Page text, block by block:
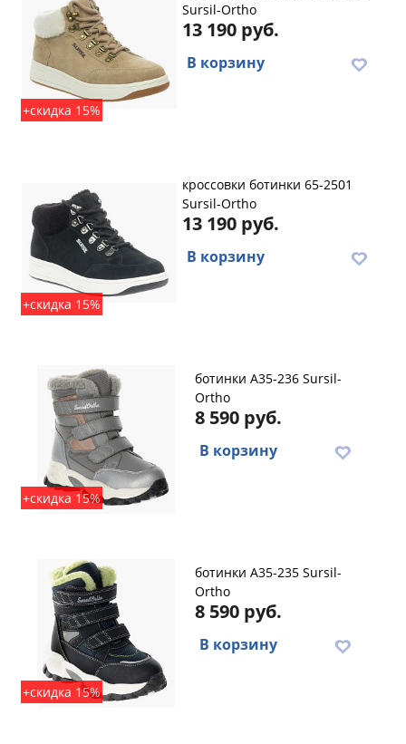
+скидка 15%
Sursil-Ortho
13 190 руб.
В корзину
+скидка 15%
кроссовки ботинки 65-2501
Sursil-Ortho
13 190 руб.
В корзину
+скидка 15%
ботинки A35-236 Sursil-
Ortho
8 590 руб.
В корзину
+скидка 15%
ботинки A35-235 Sursil-
Ortho
8 590 руб.
В корзину